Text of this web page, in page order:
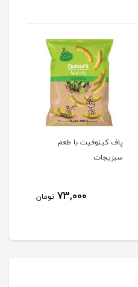
پاف کینوفیت با طعم
سبزیجات
73,000 تومان